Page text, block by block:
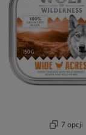
7 opcji